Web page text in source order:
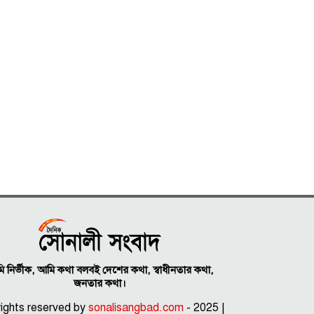
নির্ভীক, আমি কথা বলবই দেশের কথা, স্বাধীনতার কথা,
জনতার কথা।
reserved bysonalisangbad.com - 2025 |